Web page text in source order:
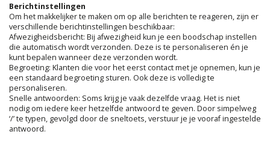
Berichtinstellingen
Om het makkelijker te maken om op alle berichten te reageren, zijn er
verschillende berichtinstellingen beschikbaar:
Afwezigheidsbericht: Bij afwezigheid kun je een boodschap instellen
die automatisch wordt verzonden. Deze is te personaliseren én je
kunt bepalen wanneer deze verzonden wordt.
Begroeting: Klanten die voor het eerst contact met je opnemen, kun je
een standaard begroeting sturen. Ook deze is volledig te
personaliseren.
Snelle antwoorden: Soms krijg je vaak dezelfde vraag. Het is niet
nodig om iedere keer hetzelfde antwoord te geven. Door simpelweg
‘/’ te typen, gevolgd door de sneltoets, verstuur je je vooraf ingestelde
antwoord.